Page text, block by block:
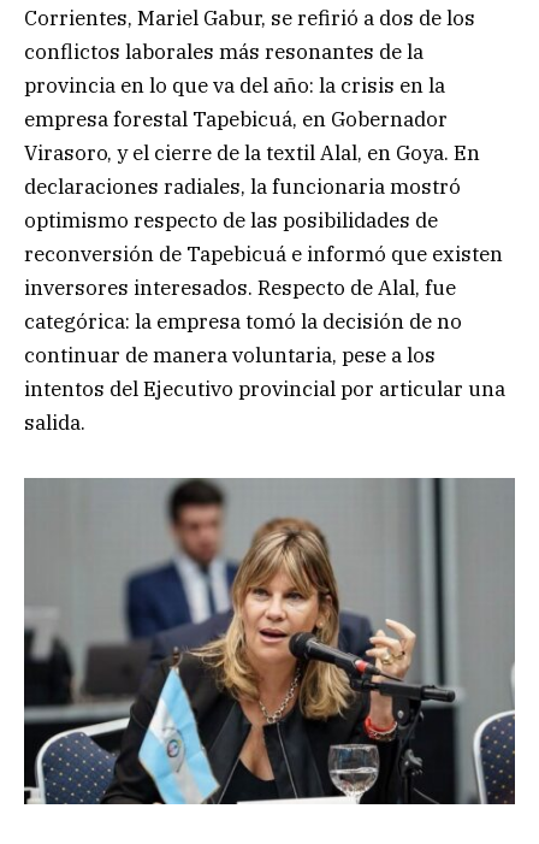
Corrientes, Mariel Gabur, se refirió a dos de los
conflictos laborales más resonantes de la
provincia en lo que va del año: la crisis en la
empresa forestal Tapebicuá, en Gobernador
Virasoro, y el cierre de la textil Alal, en Goya. En
declaraciones radiales, la funcionaria mostró
optimismo respecto de las posibilidades de
reconversión de Tapebicuá e informó que existen
inversores interesados. Respecto de Alal, fue
categórica: la empresa tomó la decisión de no
continuar de manera voluntaria, pese a los
intentos del Ejecutivo provincial por articular una
salida.